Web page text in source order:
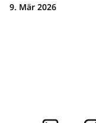
9. Mär 2026